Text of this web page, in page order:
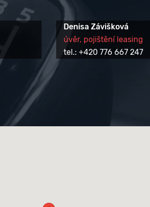
Denisa Závišková
úvěr, pojištění leasing
tel.: +420 776 667 247